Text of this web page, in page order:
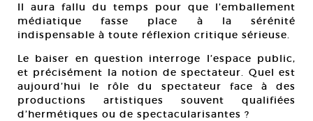
Il aura fallu du temps pour que l’emballement
médiatique fasse place à la sérénité
indispensable à toute réflexion critique sérieuse.
Le baiser en question interroge l’espace public,
et précisément la notion de spectateur. Quel est
aujourd’hui le rôle du spectateur face à des
productions artistiques souvent qualifiées
d’hermétiques ou de spectacularisantes ?